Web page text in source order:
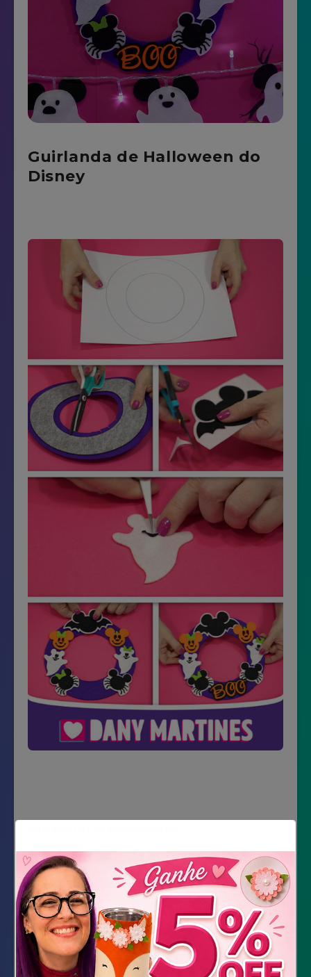
Guirlanda de Halloween do
Disney
Impressão dos Moldes
Feltro preto, branco, verde, laranja e roxo
Santaflex
Cola Quente
Cola de silicone líquida